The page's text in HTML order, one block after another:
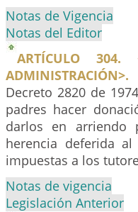
Notas de Vigencia
Notas del Editor
ARTÍCULO
ADMINISTRACIÓN>.
Decreto 2820 de
padres hacer
darlos en arriendo
herencia deferida
impuestas a los
Notas de vigencia
Legislación Anterior